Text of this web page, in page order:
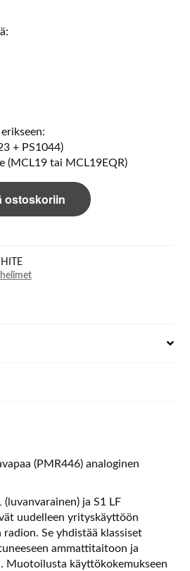
+ PS1044)
(MCL19 tai MCL19EQR)
ostoskoriin
(PMR446) analoginen
ja S1 LF
uudelleen yrityskäyttöön
Se yhdistää klassiset
ammattitaitoon ja
Muotoilusta käyttökokemukseen